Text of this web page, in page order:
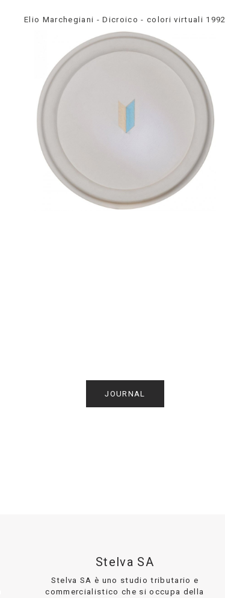
Elio Marchegiani - Dicroico - colori virtuali 1992
JOURNAL
Stelva SA
Stelva SA è uno studio tributario e
commercialistico che si occupa della